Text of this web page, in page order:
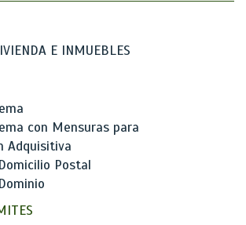
E INMUEBLES
con Mensuras para
Adquisitiva
Postal